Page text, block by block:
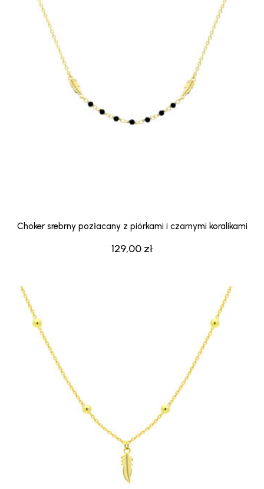
129,00 zł
Choker srebrny pozłacany z piórkami i czarnymi koralikami